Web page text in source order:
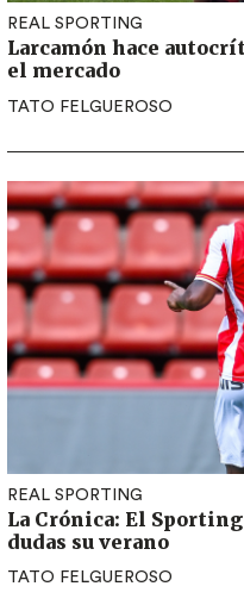
REAL SPORTING
Larcamón hace
el mercado
TATO FELGUEROSO
REAL SPORTING
La Crónica: El
dudas su verano
TATO FELGUEROSO